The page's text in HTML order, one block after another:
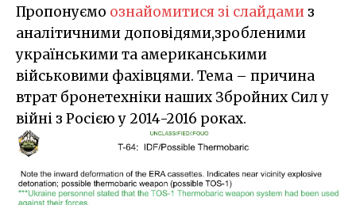
Пропонуємо ознайомитися зі слайдами з
аналітичними доповідями,зробленими
українськими та американськими
військовими фахівцями. Тема – причина
втрат бронетехніки наших Збройних Сил у
війні з Росією у 2014-2016 роках.